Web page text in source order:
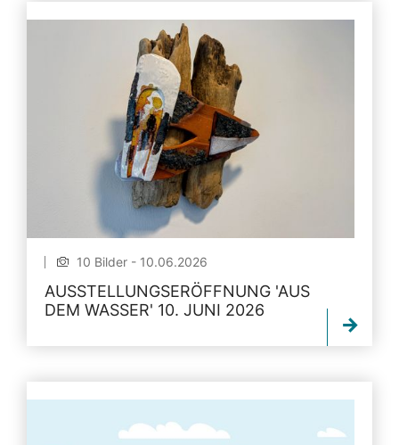
10 Bilder - 10.06.2026
AUSSTELLUNGSERÖFFNUNG 'AUS
DEM WASSER' 10. JUNI 2026